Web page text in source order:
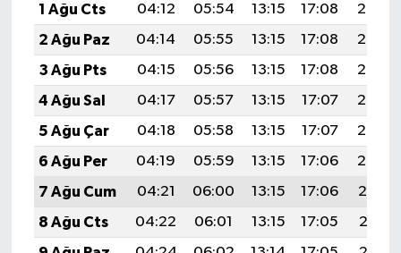
1 Ağu Cts
04:12 05:54 13:15 17:08
20:26
2 Ağu Paz
04:14 05:55 13:15 17:08
20:25
3 Ağu Pts
04:15 05:56 13:15 17:08
20:24
4 Ağu Sal
04:17 05:57 13:15 17:07
20:23
5 Ağu Çar
04:18 05:58 13:15 17:07
20:22
6 Ağu Per
04:19 05:59 13:15 17:06
20:20
7 Ağu Cum
04:21 06:00 13:15 17:06
20:19
8 Ağu Cts
04:22 06:01 13:15 17:05
20:18